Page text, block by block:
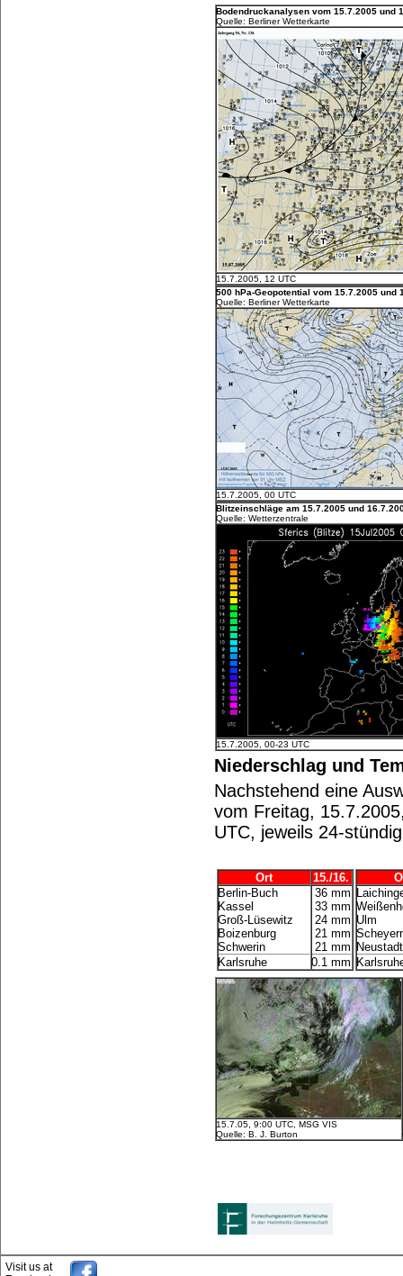
Bodendruckanalysen vom 15.7.2005 und
Quelle: Berliner Wetterkarte
15.7.2005, 12 UTC
500 hPa-Geopotential vom 15.7.2005 und
Quelle: Berliner Wetterkarte
15.7.2005, 00 UTC
Blitzeinschläge am 15.7.2005 und
Quelle: Wetterzentrale
15.7.2005, 00-23 UTC
Niederschlag und
Nachstehend eine
vom Freitag,
UTC, jeweils 24-
Ort
15./16.
Berlin-Buch
Kassel
Groß-Lüsewitz
Boizenburg
Schwerin
Karlsruhe
36 mm
33 mm
24 mm
21 mm
21 mm
0.1 mm
Ulm
15.7.05, 9:00 UTC, MSG VIS
Quelle: B. J. Burton
Visit us at